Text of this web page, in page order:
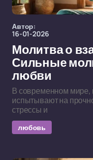
Автор:
16-01-2026
Молитва о
Сильные
любви
В современном мире,
испытывают на
стрессы и
любовь